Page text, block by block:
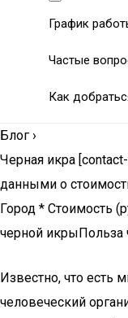
График
Частые
Как
Блог ›
Черная икра
данными о
Город * Стоимость
черной икрыПольза
Известно, что есть
человеческий